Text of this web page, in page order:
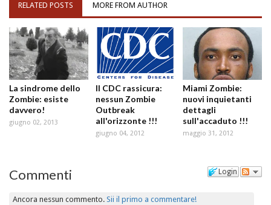
RELATED POSTS MORE FROM AUTHOR
La sindrome dello
Zombie: esiste
davvero!
giugno 02, 2013
Il CDC rassicura:
nessun Zombie
Outbreak
all'orizzonte !!!
giugno 04, 2012
Miami Zombie:
nuovi inquietanti
dettagli
sull'accaduto !!!
maggio 31, 2012
Login
Commenti
Ancora nessun commento.Sii il primo a commentare!